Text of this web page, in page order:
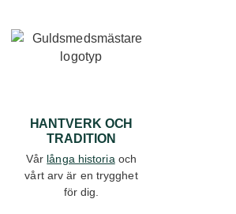
HANTVERK OCH
TRADITION
Vår långa historia och
vårt arv är en trygghet
för dig.